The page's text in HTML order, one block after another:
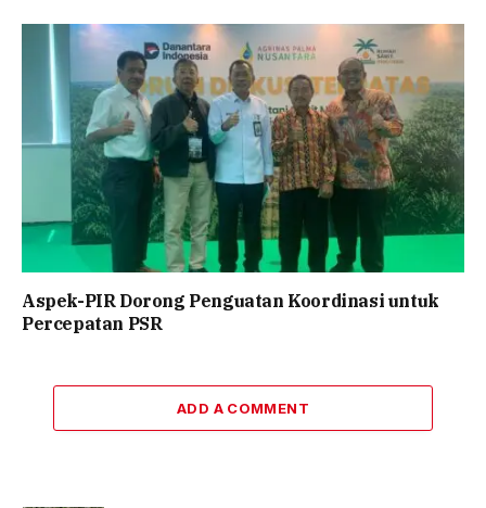
Aspek-PIR Dorong Penguatan Koordinasi untuk
Percepatan PSR
ADD A COMMENT